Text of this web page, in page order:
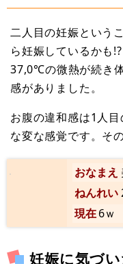
二人目の妊娠という
ら妊娠しているかも
37,0℃の微熱が続き
感がありました。
お腹の違和感は1人
な変な感覚です。そ
おなまえ
ねんれい
現在6ｗ
妊娠に気づ